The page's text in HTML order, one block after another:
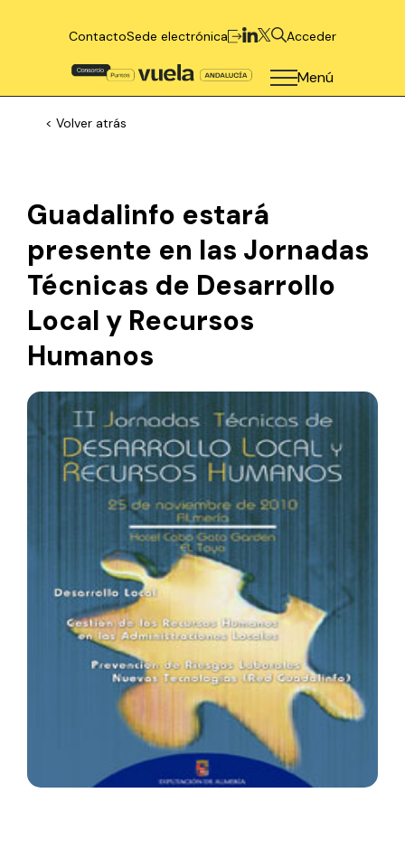
ContactoSede electrónica Acceder
Menú
< Volver atrás
Guadalinfo estará
presente en las Jornadas
Técnicas de Desarrollo
Local y Recursos
Humanos